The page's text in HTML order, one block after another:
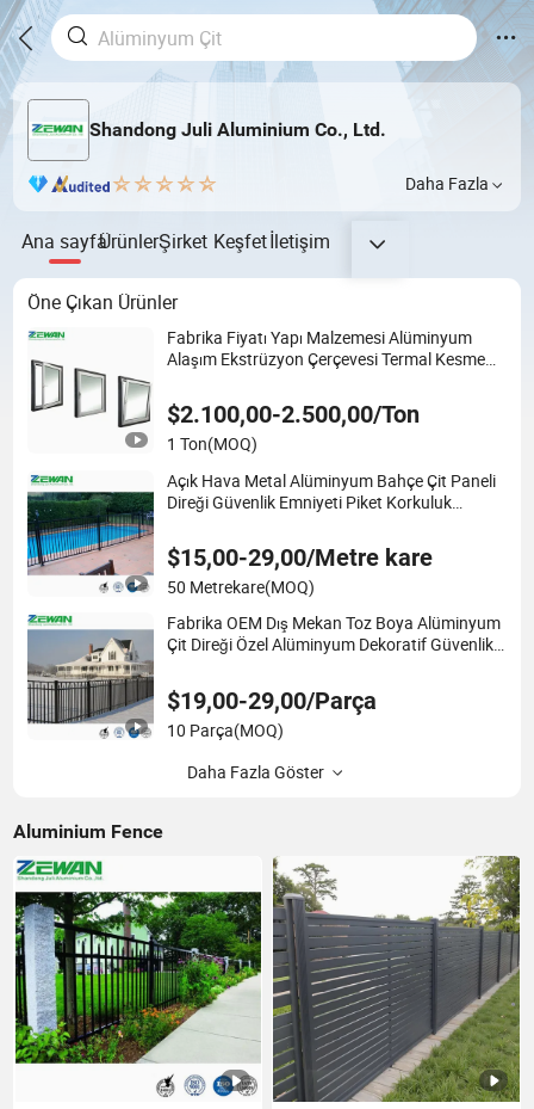
Shandong Juli Aluminium Co., Ltd.
Daha Fazla
Ana sayfaÜrünlerŞirket Keşfetİletişim
Öne Çıkan Ürünler
Fabrika Fiyatı Yapı Malzemesi Alüminyum
Alaşım Ekstrüzyon Çerçevesi Termal Kesme
Sabit / Panjurlar / Kapı / Pencere için
$2.100,00-2.500,00/Ton
1 Ton(MOQ)
Açık Hava Metal Alüminyum Bahçe Çit Paneli
Direği Güvenlik Emniyeti Piket Korkuluk
Havuzu / Bahçe / Alan / Tarla Çiti
$15,00-29,00/Metre kare
50 Metrekare(MOQ)
Fabrika OEM Dış Mekan Toz Boya Alüminyum
Çit Direği Özel Alüminyum Dekoratif Güvenlik
Havuzu Tarla için
$19,00-29,00/Parça
10 Parça(MOQ)
Daha Fazla Göster
Aluminium Fence